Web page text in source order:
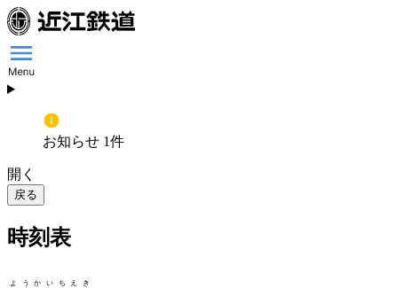
お知らせ 1件
開く
戻る
時刻表
ようかいちえき